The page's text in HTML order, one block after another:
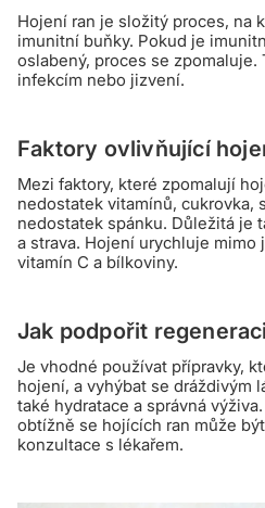
Hojení ran je složitý proces, na
imunitní buňky. Pokud je
oslabený, proces se zpomaluje.
infekcím nebo jizvení.
Faktory ovlivňující
Mezi faktory, které zpomalují
nedostatek vitamínů, cukrovka,
nedostatek spánku. Důležitá je
a strava. Hojení urychluje mimo
vitamín C a bílkoviny.
Jak podpořit
Je vhodné používat přípravky,
hojení, a vyhýbat se dráždivým
také hydratace a správná
obtížně se hojících ran může
konzultace s lékařem.